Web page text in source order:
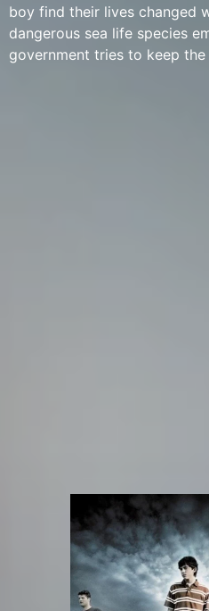
boy find their lives changed
dangerous sea life species
government tries to keep